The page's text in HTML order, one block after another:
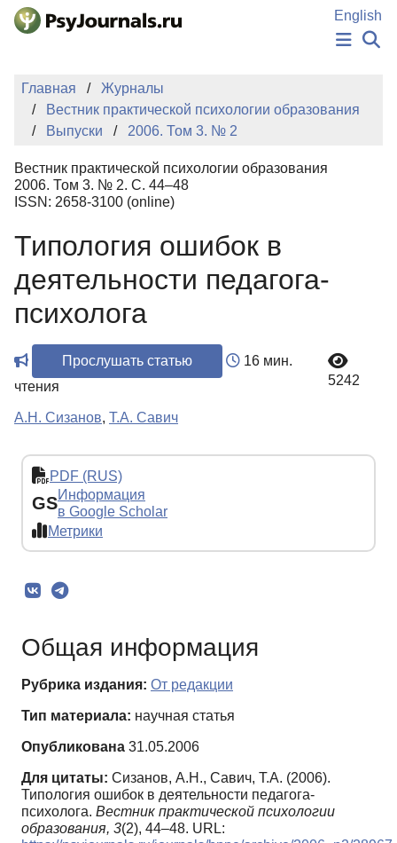
Перейти к основному содержанию
English
НОВОСТИ
ИЗДАНИЯ
АВТОРЫ
БАЗА ЗНАНИЙ
КЛЮЧЕВЫЕ СЛОВА
Регистрация
Главная
Журналы
Вестник практической психологии образования
Выпуски
2006. Том 3. № 2
Вестник практической психологии образования
2006. Том 3. № 2. С. 44–48
ISSN: 2658-3100 (online)
Типология ошибок в
деятельности педагога-
психолога
Прослушать статью
16 мин.
чтения
5242
А.Н. Сизанов, Т.А. Савич
PDF (RUS)
GSИнформация
в Google Scholar
Метрики
Общая информация
Рубрика издания: От редакции
Тип материала: научная статья
Опубликована 31.05.2006
Для цитаты: Сизанов, А.Н., Савич, Т.А. (2006).
Типология ошибок в деятельности педагога-
психолога. Вестник практической психологии
образования, 3(2), 44–48. URL: